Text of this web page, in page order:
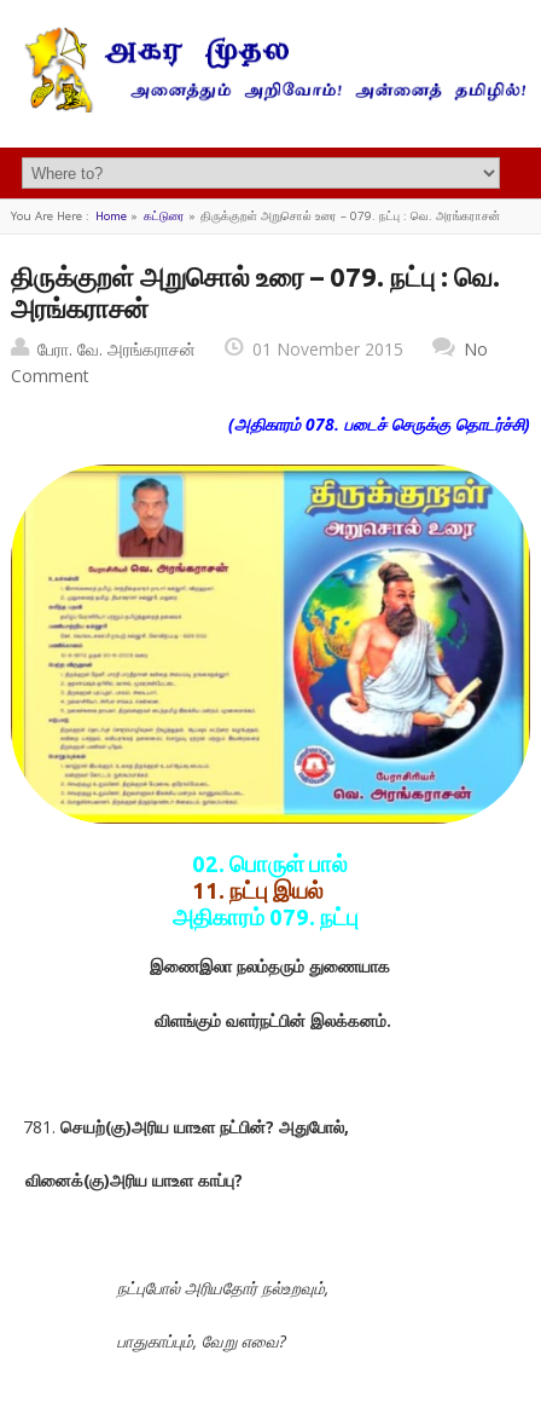
You Are Here : Home» கட்டுரை » திருக்குறள் அறுசொல் உரை – 079. நட்பு : வெ. அரங்கராசன்
திருக்குறள் அறுசொல் உரை – 079. நட்பு : வெ.
அரங்கராசன்
பேரா. வே. அரங்கராசன் 01 November 2015
No
Comment
(அதிகாரம் 078. படைச் செருக்கு தொடர்ச்சி)
02. பொருள் பால்
11. நட்பு இயல்
அதிகாரம் 079. நட்பு
இணைஇலா நலம்தரும் துணையாக
விளங்கும் வளர்நட்பின் இலக்கனம்.
செயற்(கு)அரிய யாஉள நட்பின்? அதுபோல்,
வினைக்(கு)அரிய யாஉள காப்பு?
நட்புபோல் அரியதோர் நல்உறவும்,
பாதுகாப்பும், வேறு எவை?